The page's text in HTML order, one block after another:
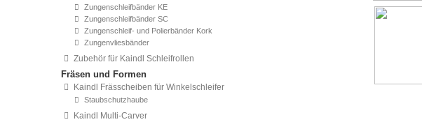
Zungenschleifbänder KE
Zungenschleifbänder SC
Zungenschleif- und Polierbänder Kork
Zungenvliesbänder
Zubehör für Kaindl Schleifrollen
Fräsen und Formen
Kaindl Frässcheiben für Winkelschleifer
Staubschutzhaube
Kaindl Multi-Carver